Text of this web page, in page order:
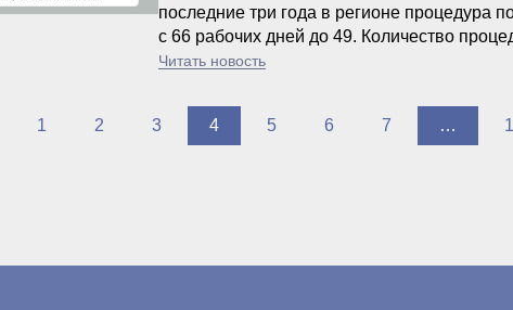
последние три года в регионе процедура
с 66 рабочих дней до 49. Количество
(Агентства стратегических инициатив)
Читать новость
1 2 3 4 5 6 7 …